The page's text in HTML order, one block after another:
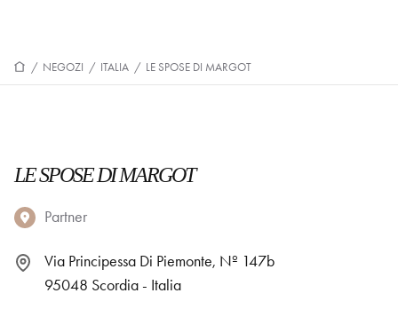
/ NEGOZI / ITALIA / LE SPOSE DI MARGOT
LE SPOSE DI MARGOT
Partner
Via Principessa Di Piemonte, Nº 147b
95048 Scordia - Italia